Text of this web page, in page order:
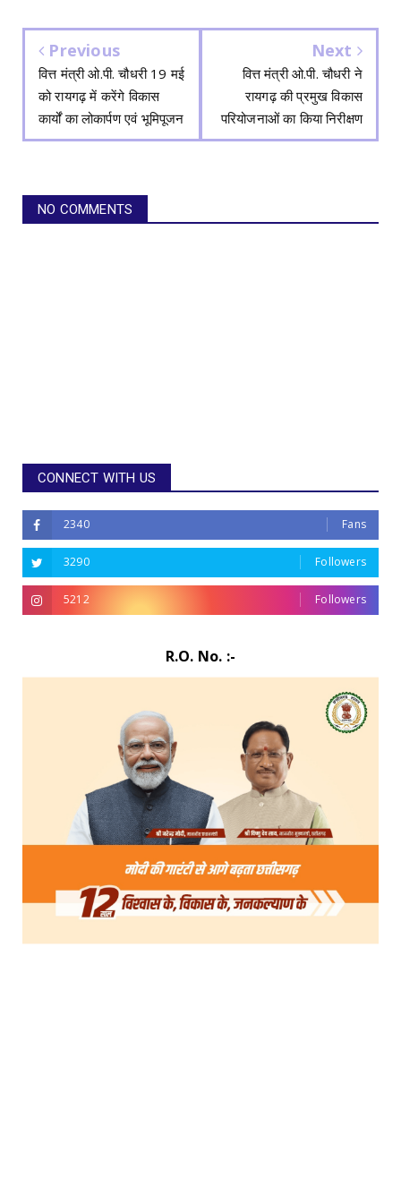
Previous
वित्त मंत्री ओ.पी. चौधरी 19 मई
को रायगढ़ में करेंगे विकास
कार्यों का लोकार्पण एवं भूमिपूजन
Next
वित्त मंत्री ओ.पी. चौधरी ने
रायगढ़ की प्रमुख विकास
परियोजनाओं का किया निरीक्षण
NO COMMENTS
CONNECT WITH US
2340 Fans
3290 Followers
5212 Followers
R.O. No. :-